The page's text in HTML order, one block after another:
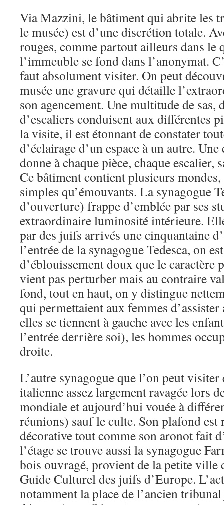
Via Mazzini, le bâtiment qui abrite les
le musée) est d’une discrétion totale.
rouges, comme partout ailleurs dans le
l’immeuble se fond dans l’anonymat.
faut absolument visiter. On peut
musée une gravure qui détaille
son agencement. Une multitude de sas,
d’escaliers conduisent aux différentes
la visite, il est étonnant de constater
d’éclairage d’un espace à un autre.
donne à chaque pièce, chaque escalier,
Ce bâtiment contient plusieurs
simples qu’émouvants. La synagogue
d’ouverture) frappe d’emblée par ses
extraordinaire luminosité intérieure.
par des juifs arrivés une cinquantaine
l’entrée de la synagogue Tedesca, on
d’éblouissement doux que le caractère
vient pas perturber mais au contraire
fond, tout en haut, on y distingue
qui permettaient aux femmes
elles se tiennent à gauche avec les
l’entrée derrière soi), les hommes
droite.
L’autre synagogue que l’on peut visiter
italienne assez largement ravagée lors
mondiale et aujourd’hui vouée à
réunions) sauf le culte. Son plafond est
décorative tout comme son aronot fait
l’étage se trouve aussi la synagogue
bois ouvragé, provient de la petite ville
Guide Culturel des juifs d’Europe.
notamment la place de l’ancien